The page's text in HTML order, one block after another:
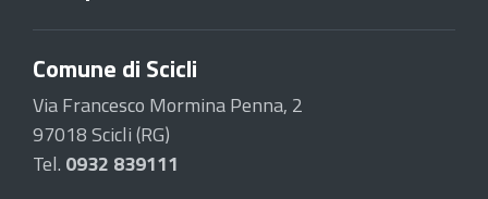
Comune di Scicli
Via Francesco Mormina Penna, 2
97018 Scicli (RG)
Tel. 0932 839111